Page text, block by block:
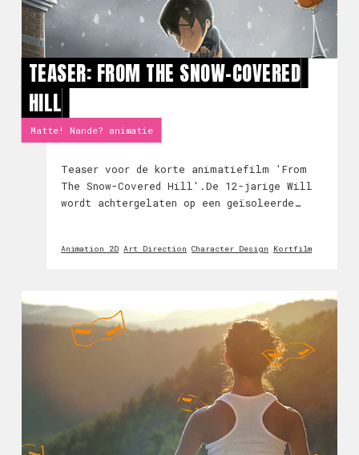
TEASER: FROM THE SNOW-COVERED
HILL
Matte! Nande? animatie
Teaser voor de korte animatiefilm 'From
The Snow-Covered Hill'.De 12-jarige Will
wordt achtergelaten op een geïsoleerde
leraar. Enkel de vriendschap van een klein
Animation 2D Art Direction Character Design Kortfilm